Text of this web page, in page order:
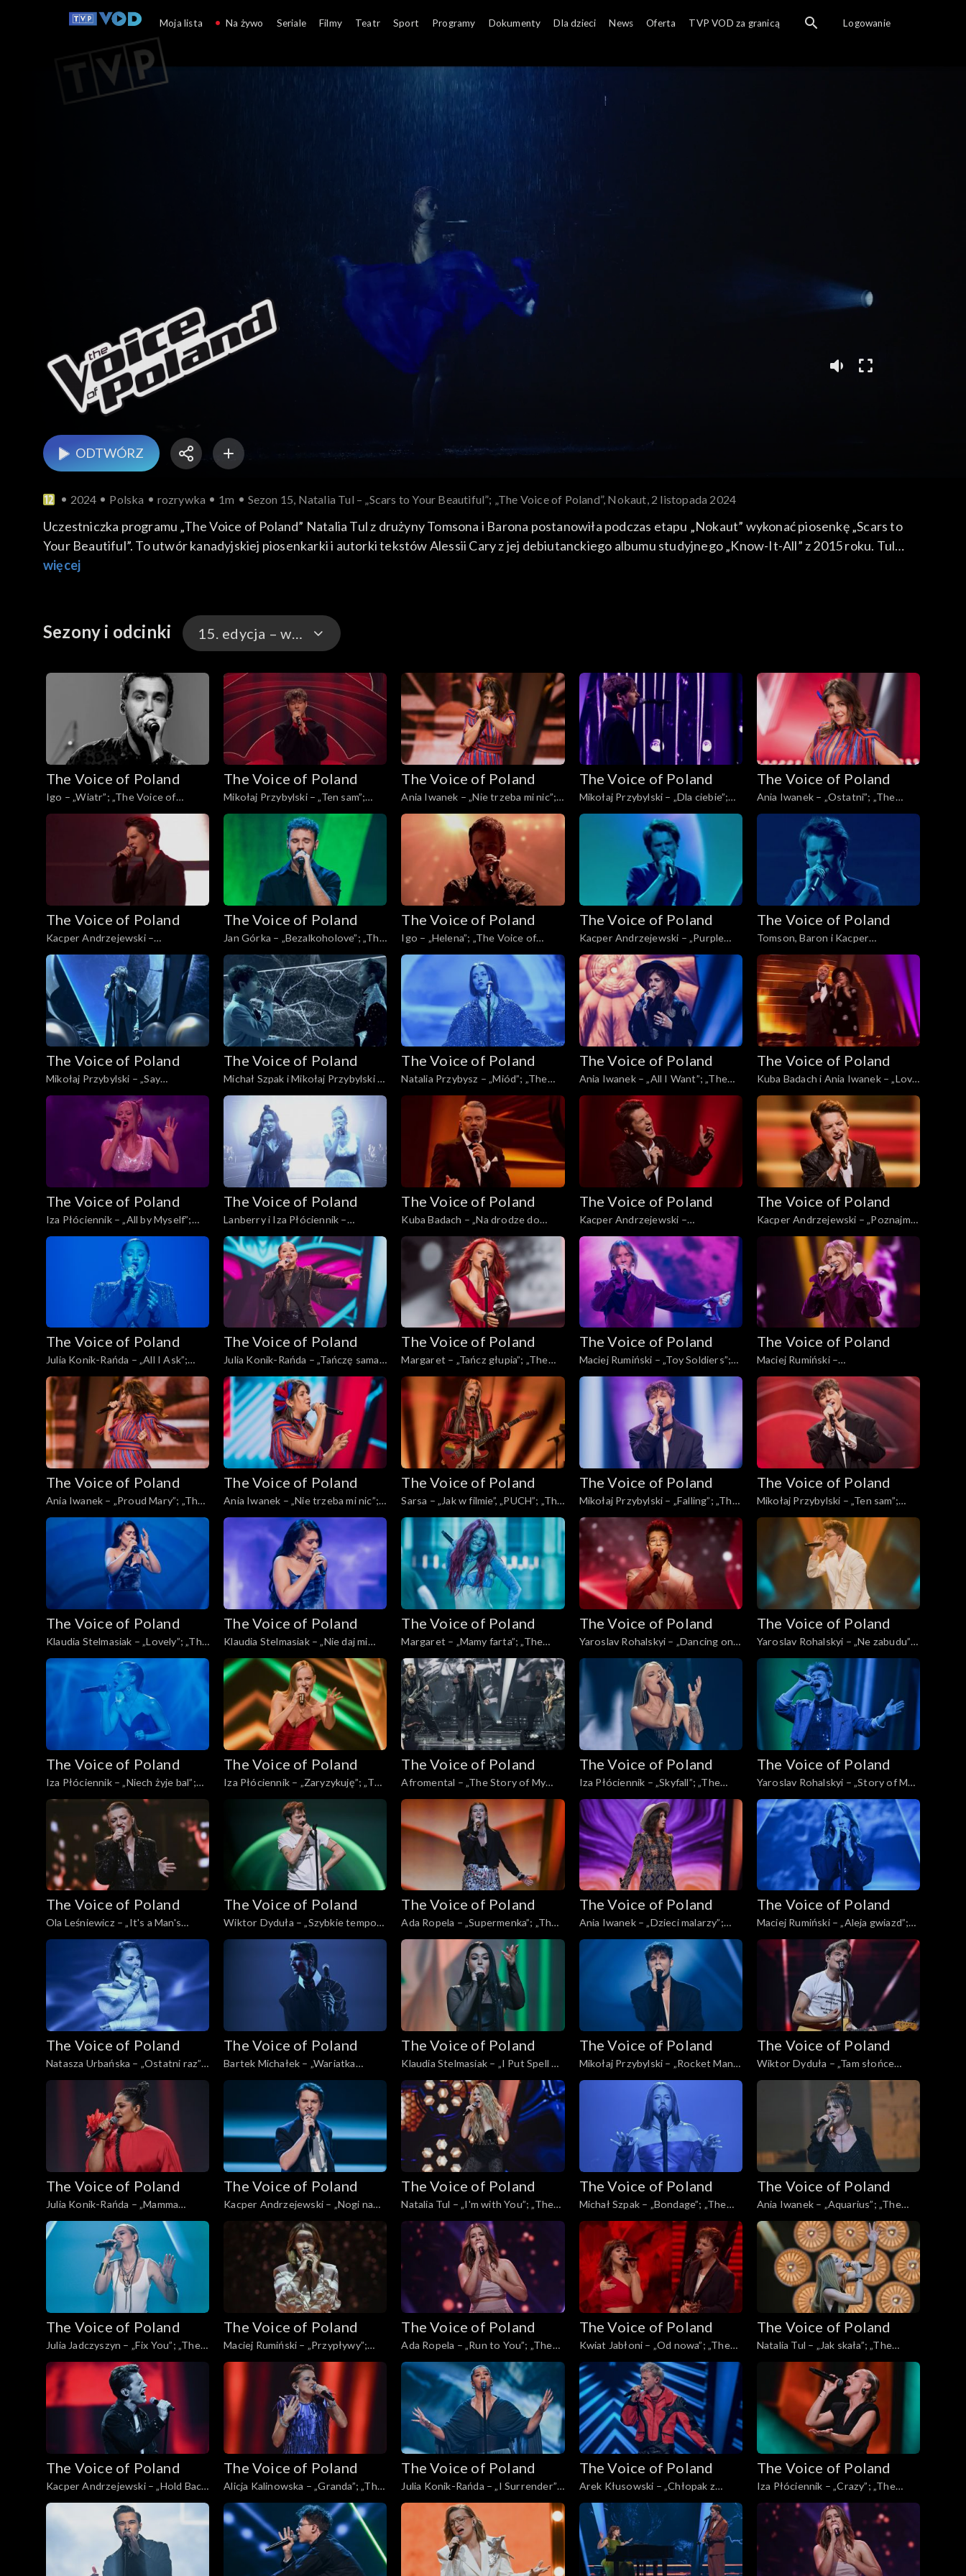
ODTWÓRZ
2024 Polska rozrywka 1m Sezon 15, Natalia Tul – „Scars to Your Beautiful”; „The Voice of Poland”, Nokaut, 2 listopada 2024
Uczestniczka programu „The Voice of Poland” Natalia Tul z drużyny Tomsona i Barona postanowiła podczas etapu „Nokaut” wykonać piosenkę „Scars to
Your Beautiful”. To utwór kanadyjskiej piosenkarki i autorki tekstów Alessii Cary z jej debiutanckiego albumu studyjnego „Know-It-All” z 2015 roku. Tul
swoją wersję przeboju wykonała 2 listopada 2024 roku na antenie TVP2.
więcej
Sezony i odcinki 15. edycja – występy
16. edycja – występy
16. edycja
15. edycja
15. edycja – występy
The Voice of Poland
Igo – „Wiatr”; „The Voice of
Poland”, Finał, 30 listopada 2024
The Voice of Poland
Mikołaj Przybylski – „Ten sam”;
„The Voice of Poland”, Finał, 30
listopada 2024
The Voice of Poland
Ania Iwanek – „Nie trzeba mi nic”;
„The Voice of Poland”, Finał, 30
listopada 2024
The Voice of Poland
Mikołaj Przybylski – „Dla ciebie”;
„The Voice of Poland”, Finał, 30
listopada 2024
The Voice of Poland
Ania Iwanek – „Ostatni”; „The
Voice of Poland”, Finał, 30
listopada 2024
The Voice of Poland
Kacper Andrzejewski –
„Początek”; „The Voice of Poland”,
Finał, 30 listopada 2024
The Voice of Poland
Jan Górka – „Bezalkoholove”; „The
Voice of Poland”, Finał, 30
listopada 2024
The Voice of Poland
Igo – „Helena”; „The Voice of
Poland”, Finał, 30 listopada 2024
The Voice of Poland
Kacper Andrzejewski – „Purple
Rain”; „The Voice of Poland”, Finał,
30 listopada 2024
The Voice of Poland
Tomson, Baron i Kacper
Andrzejewski – „Calling You”; „The
Voice of Poland”, Finał, 30
listopada 2024
The Voice of Poland
Mikołaj Przybylski – „Say
Something”; „The Voice of Poland”,
Finał, 30 listopada 2024
The Voice of Poland
Michał Szpak i Mikołaj Przybylski –
„Sorry Seems to Be the Hardest
Word”; „The Voice of Poland”,
Finał, 30 listopada 2024
The Voice of Poland
Natalia Przybysz – „Miód”; „The
Voice of Poland”, Finał, 30
listopada 2024
The Voice of Poland
Ania Iwanek – „All I Want”; „The
Voice of Poland”, Finał, 30
listopada 2024
The Voice of Poland
Kuba Badach i Ania Iwanek – „Love
Never Felt So Good”; „The Voice
of Poland”, Finał, 30 listopada 2024
The Voice of Poland
Iza Płóciennik – „All by Myself”;
„The Voice of Poland”, Finał, 30
The Voice of Poland
Lanberry i Iza Płóciennik –
„Creep”; „The Voice of Poland”,
Finał, 30 listopada 2024
The Voice of Poland
Kuba Badach – „Na drodze do
wspomnień”; „The Voice of
Poland”, Finał, 30 listopada 2024
The Voice of Poland
Kacper Andrzejewski –
„Yesterday”; „The Voice of Poland”,
Live, 23 listopada 2024
The Voice of Poland
Kacper Andrzejewski – „Poznajmy
się”; „The Voice of Poland”, Live, 23
listopada 2024
The Voice of Poland
Julia Konik-Rańda – „All I Ask”;
„The Voice of Poland”, Live, 23
listopada 2024
The Voice of Poland
Julia Konik-Rańda – „Tańczę sama”;
„The Voice of Poland”, Live, 23
listopada 2024
The Voice of Poland
Margaret – „Tańcz głupia”; „The
Voice of Poland”, Live, 23 listopada
2024
The Voice of Poland
Maciej Rumiński – „Toy Soldiers”;
„The Voice of Poland”, Live, 23
listopada 2024
The Voice of Poland
Maciej Rumiński –
„Dwuznaczności”; „The Voice of
Poland”, Live, 23 listopada 2024
The Voice of Poland
Ania Iwanek – „Proud Mary”; „The
Voice of Poland”, Live, 23 listopada
The Voice of Poland
Ania Iwanek – „Nie trzeba mi nic”;
„The Voice of Poland”, Live, 23
listopada 2024
The Voice of Poland
Sarsa – „Jak w filmie”, „PUCH”; „The
Voice of Poland”, Live, 23 listopada
2024
The Voice of Poland
Mikołaj Przybylski – „Falling”; „The
Voice of Poland”, Live, 23 listopada
2024
The Voice of Poland
Mikołaj Przybylski – „Ten sam”;
„The Voice of Poland”, Live, 23
listopada 2024
The Voice of Poland
Klaudia Stelmasiak – „Lovely”; „The
Voice of Poland”, Live, 23 listopada
2024
The Voice of Poland
Klaudia Stelmasiak – „Nie daj mi
odejść”; „The Voice of Poland”,
Live, 23 listopada 2024
The Voice of Poland
Margaret – „Mamy farta”; „The
Voice of Poland”, Live, 23 listopada
2024
The Voice of Poland
Yaroslav Rohalskyi – „Dancing on
My Own”; „The Voice of Poland”,
Live, 23 listopada 2024
The Voice of Poland
Yaroslav Rohalskyi – „Ne zabudu”;
„The Voice of Poland”, Live, 23
listopada 2024
The Voice of Poland
Iza Płóciennik – „Niech żyje bal”;
„The Voice of Poland”, Live, 23
listopada 2024
The Voice of Poland
Iza Płóciennik – „Zaryzykuję”; „The
Voice of Poland”, Live, 23 listopada
The Voice of Poland
Afromental – „The Story of My
Life”; „The Voice of Poland”, Live,
23 listopada 2024
The Voice of Poland
Iza Płóciennik – „Skyfall”; „The
Voice of Poland”, Live, 16 listopada
2024
The Voice of Poland
Yaroslav Rohalskyi – „Story of My
Life”; „The Voice of Poland”, Live,
16 listopada 2024
The Voice of Poland
Ola Leśniewicz – „It's a Man's
Man's Man's World”; „The Voice of
Poland”, Live, 16 listopada 2024
The Voice of Poland
Wiktor Dyduła – „Szybkie tempo”;
„The Voice of Poland”, Live, 16
listopada 2024
The Voice of Poland
Ada Ropela – „Supermenka”; „The
Voice of Poland”, Live, 16 listopada
The Voice of Poland
Ania Iwanek – „Dzieci malarzy”;
„The Voice of Poland”, Live, 16
listopada 2024
The Voice of Poland
Maciej Rumiński – „Aleja gwiazd”;
„The Voice of Poland”, Live, 16
listopada 2024
The Voice of Poland
Natasza Urbańska – „Ostatni raz”;
„The Voice of Poland”, Live, 16
The Voice of Poland
Bartek Michałek – „Wariatka
tańczy”; „The Voice of Poland”,
Live, 16 listopada 2024
The Voice of Poland
Klaudia Stelmasiak – „I Put Spell on
You”; „The Voice of Poland”, Live,
16 listopada 2024
The Voice of Poland
Mikołaj Przybylski – „Rocket Man”;
„The Voice of Poland”, Live, 16
listopada 2024
The Voice of Poland
Wiktor Dyduła – „Tam słońce
gdzie my”; „The Voice of Poland”,
Live, 16 listopada 2024
The Voice of Poland
Julia Konik-Rańda – „Mamma
Knows Best”; „The Voice of
Poland”, Live, 16 listopada 2024
The Voice of Poland
Kacper Andrzejewski – „Nogi na
stół”; „The Voice of Poland”, Live,
16 listopada 2024
The Voice of Poland
Natalia Tul – „I'm with You”; „The
Voice of Poland”, Live, 16 listopada
2024
The Voice of Poland
Michał Szpak – „Bondage”; „The
Voice of Poland”, Live, 16 listopada
2024
The Voice of Poland
Ania Iwanek – „Aquarius”; „The
Voice of Poland”, Live, 9 listopada
2024
The Voice of Poland
Julia Jadczyszyn – „Fix You”; „The
Voice of Poland”, Live, 9 listopada
2024
The Voice of Poland
Maciej Rumiński – „Przypływy”;
„The Voice of Poland”, Live, 9
listopada 2024
The Voice of Poland
Ada Ropela – „Run to You”; „The
Voice of Poland”, Live, 9 listopada
2024
The Voice of Poland
Kwiat Jabłoni – „Od nowa”; „The
Voice of Poland”, Live, 9 listopada
2024
The Voice of Poland
Natalia Tul – „Jak skała”; „The
Voice of Poland”, Live, 9 listopada
The Voice of Poland
Kacper Andrzejewski – „Hold Back
the River”; „The Voice of Poland”,
Live, 9 listopada 2024
The Voice of Poland
Alicja Kalinowska – „Granda”; „The
Voice of Poland”, Live, 9 listopada
2024
The Voice of Poland
Julia Konik-Rańda – „I Surrender”;
„The Voice of Poland”, Live, 9
listopada 2024
The Voice of Poland
Arek Kłusowski – „Chłopak z
sąsiedztwa”; „The Voice of
Poland”, Live, 9 listopada 2024
The Voice of Poland
Iza Płóciennik – „Crazy”; „The
Voice of Poland”, Live, 9 listopada
2024
Moja lista Na żywo Seriale Filmy Teatr Sport Programy Dokumenty Dla dzieci News Oferta TVP VOD za granicą Logowanie